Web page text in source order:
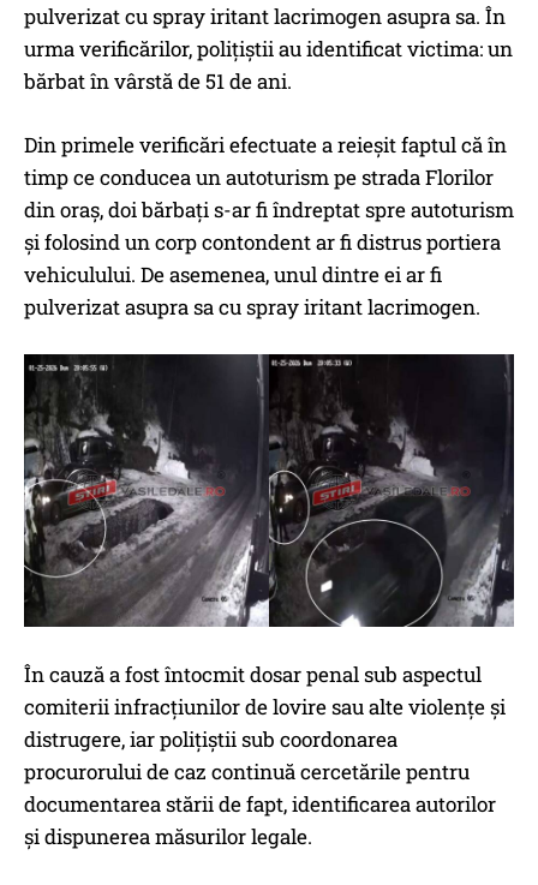
pulverizat cu spray iritant lacrimogen asupra sa. În
urma verificărilor, polițiștii au identificat victima: un
bărbat în vârstă de 51 de ani.
Din primele verificări efectuate a reieșit faptul că în
timp ce conducea un autoturism pe strada Florilor
din oraș, doi bărbați s-ar fi îndreptat spre autoturism
și folosind un corp contondent ar fi distrus portiera
vehiculului. De asemenea, unul dintre ei ar fi
pulverizat asupra sa cu spray iritant lacrimogen.
În cauză a fost întocmit dosar penal sub aspectul
comiterii infracțiunilor de lovire sau alte violențe și
distrugere, iar polițiștii sub coordonarea
procurorului de caz continuă cercetările pentru
documentarea stării de fapt, identificarea autorilor
și dispunerea măsurilor legale.